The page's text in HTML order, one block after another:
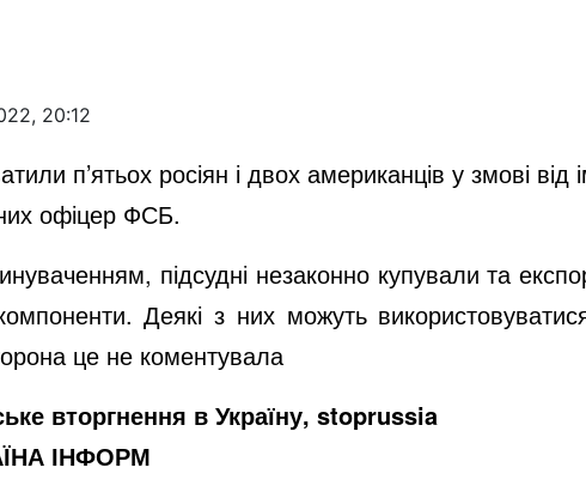
20:12
п’ятьох росіян і двох американців у змові від
офіцер ФСБ.
підсудні незаконно купували та
Деякі з них можуть
це не коментувала
вторгнення в Україну, stoprussia
ІНФОРМ